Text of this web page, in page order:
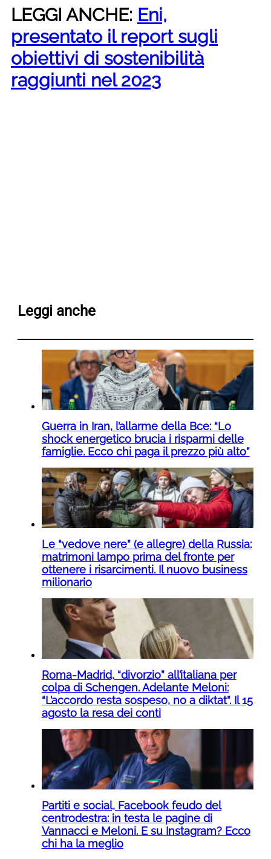
LEGGI ANCHE: Eni,
presentato il report sugli
obiettivi di sostenibilità
raggiunti nel 2023
Leggi anche
Guerra in Iran, l’allarme della Bce: “Lo
shock energetico brucia i risparmi delle
famiglie. Ecco chi paga il prezzo più alto”
Le “vedove nere” (e allegre) della Russia:
matrimoni lampo prima del fronte per
ottenere i risarcimenti. Il nuovo business
milionario
Roma-Madrid, “divorzio” all’italiana per
colpa di Schengen. Adelante Meloni:
“L’accordo resta sospeso, no a diktat”. Il 15
agosto la resa dei conti
Partiti e social, Facebook feudo del
centrodestra: in testa le pagine di
Vannacci e Meloni. E su Instagram? Ecco
chi ha la meglio